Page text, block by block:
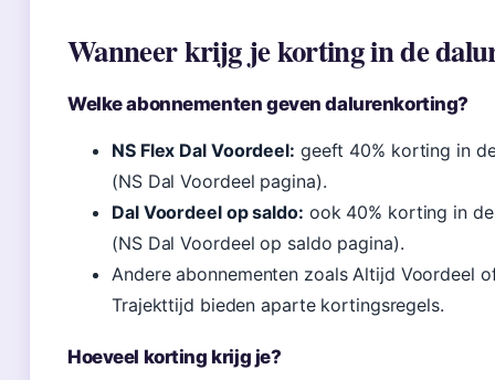
Wanneer krijg je korting in de
Welke abonnementen geven dalurenkorting?
NS Flex Dal Voordeel: geeft 40% korting in
(NS Dal Voordeel pagina).
Dal Voordeel op saldo: ook 40% korting in
(NS Dal Voordeel op saldo pagina).
Andere abonnementen zoals Altijd Voordeel
Trajekttijd bieden aparte kortingsregels.
Hoeveel korting krijg je?